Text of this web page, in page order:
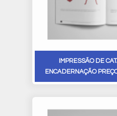
IMPRESSÃO DE
ENCADERNAÇÃO